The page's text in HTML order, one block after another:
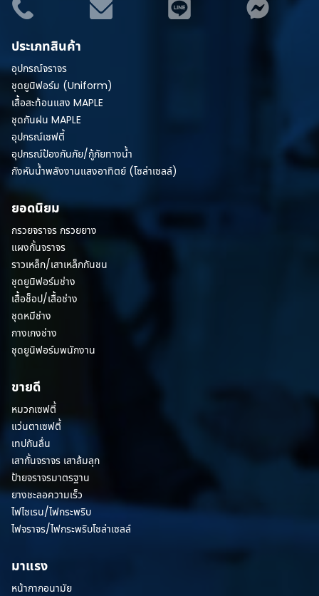
ประเภทสินค้า
อุปกรณ์จราจร
ชุดยูนิฟอร์ม (Uniform)
เสื้อสะท้อนแสง MAPLE
ชุดกันฝน MAPLE
อุปกรณ์เซฟตี้
อุปกรณ์ป้องกันภัย/กู้ภัยทางน้ำ
กังหันน้ำพลังงานแสงอาทิตย์ (โซล่าเซลล์)
ยอดนิยม
กรวยจราจร กรวยยาง
แผงกั้นจราจร
ราวเหล็ก/เสาเหล็กกันชน
ชุดยูนิฟอร์มช่าง
เสื้อช็อป/เสื้อช่าง
ชุดหมีช่าง
กางเกงช่าง
ชุดยูนิฟอร์มพนักงาน
ขายดี
หมวกเซฟตี้
แว่นตาเซฟตี้
เทปกันลื่น
เสากั้นจราจร เสาล้มลุก
ป้ายจราจรมาตรฐาน
ยางชะลอความเร็ว
ไฟไซเรน/ไฟกระพริบ
ไฟจราจร/ไฟกระพริบโซล่าเซลล์
มาแรง
หน้ากากอนามัย